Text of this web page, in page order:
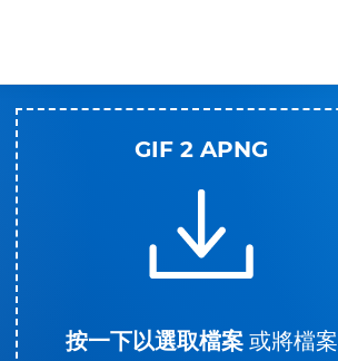
GIF 2 APNG
按一下以選取檔案 或將檔案